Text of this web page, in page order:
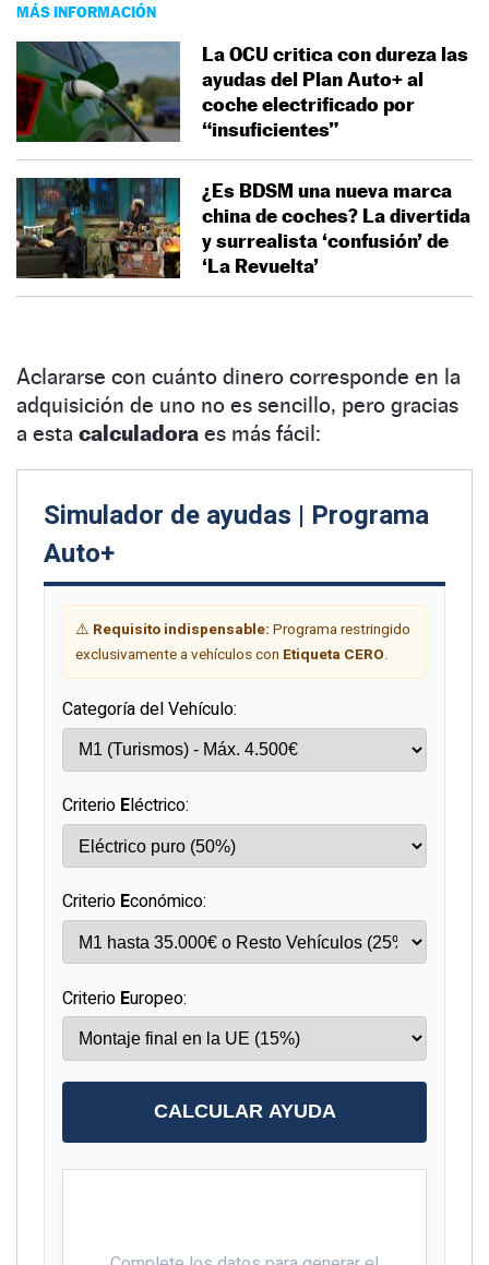
MÁS INFORMACIÓN
La OCU critica con dureza las
ayudas del Plan Auto+ al
coche electrificado por
“insuficientes”
¿Es BDSM una nueva marca
china de coches? La divertida
y surrealista ‘confusión’ de
‘La Revuelta’
Aclararse con cuánto dinero corresponde en la
adquisición de uno no es sencillo, pero gracias
a esta calculadora es más fácil: